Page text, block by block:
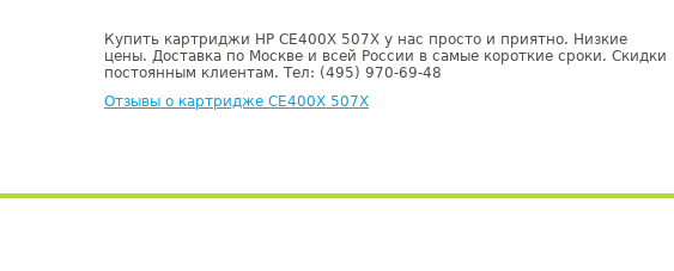
Купить картриджи HP CE400X 507X у нас просто и приятно. Низкие
цены. Доставка по Москве и всей России в самые короткие сроки. Скидки
постоянным клиентам. Тел: (495) 970-69-48
Отзывы о картридже CE400X 507X